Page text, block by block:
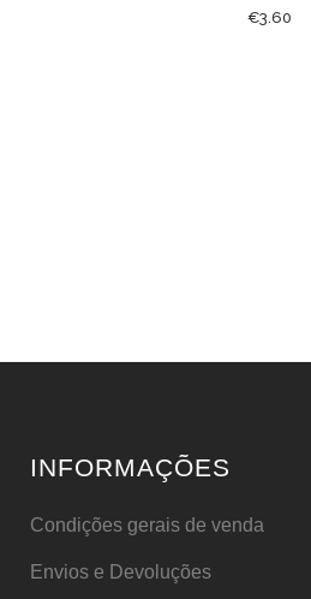
€3.60
INFORMAÇÕES
Condições gerais de venda
Envios e Devoluções